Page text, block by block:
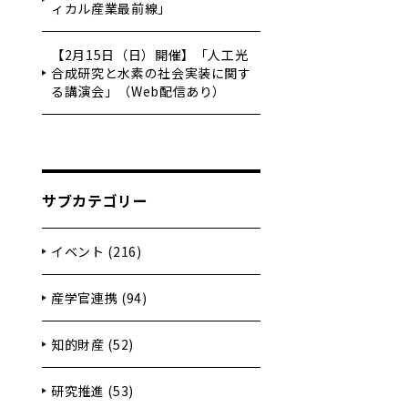
ィカル産業最前線」
【2月15日（日）開催】「人工光
合成研究と水素の社会実装に関す
る講演会」（Web配信あり）
サブカテゴリー
イベント (216)
産学官連携 (94)
知的財産 (52)
研究推進 (53)